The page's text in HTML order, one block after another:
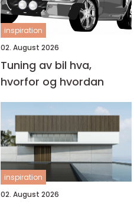
inspiration
02. August 2026
Tuning av bil hva,
hvorfor og hvordan
inspiration
02. August 2026